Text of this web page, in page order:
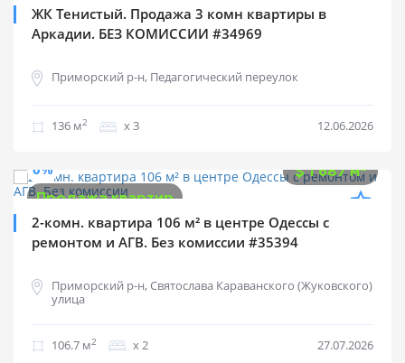
ЖК Тенистый. Продажа 3 комн квартиры в
Аркадии. БЕЗ КОМИССИИ #34969
Приморский р-н, Педагогический переулок
136 м2 х 3 12.06.2026
0%
$1 687 м2
Продажа квартир
2-комн. квартира 106 м² в центре Одессы с
ремонтом и АГВ. Без комиссии #35394
Приморский р-н, Святослава Караванского (Жуковского)
улица
106.7 м2 х 2 27.07.2026